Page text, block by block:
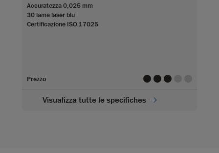
Accuratezza 0,025 mm
30 lame laser blu
Certificazione ISO 17025
Prezzo valuevaluevalue
Visualizza tutte le specifiches